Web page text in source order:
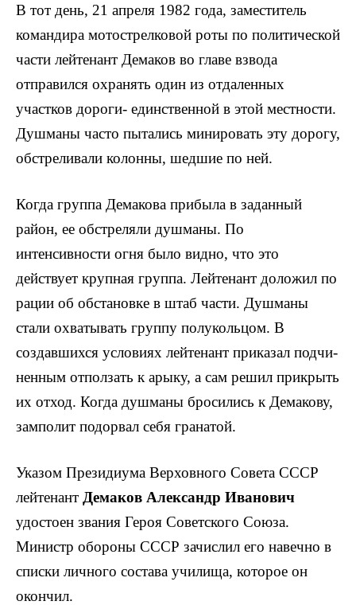
В тот день, 21 апреля 1982 года, заместитель
коман­дира мотострелковой роты по политической
части лейте­нант Демаков во главе взвода
отправился охранять один из отдаленных
участков дороги- единственной в этой местности.
Душманы часто пытались минировать эту дорогу,
обстреливали колонны, шедшие по ней.
Когда группа Демакова прибыла в заданный
район, ее обстреляли душманы. По
интенсивности огня было видно, что это
действует крупная группа. Лейтенант до­ложил по
рации об обстановке в штаб части. Душманы
стали охватывать группу полукольцом. В
создавшихся условиях лейтенант приказал подчи­
ненным отползать к арыку, а сам решил прикрыть
их отход. Когда душманы бросились к Демакову,
замполит подорвал себя гранатой.
Указом Президиума Верховного Совета СССР
лейте­нант Демаков Александр Иванович
удостоен звания Героя Советского Союза.
Министр обороны СССР зачис­лил его навечно в
списки личного состава училища, которое он
окончил.